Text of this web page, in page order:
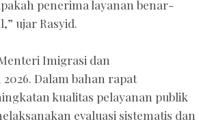
penerima layanan benar-
ujar Rasyid.
Imigrasi dan
Dalam bahan rapat
kualitas pelayanan publik
evaluasi sistematis dan